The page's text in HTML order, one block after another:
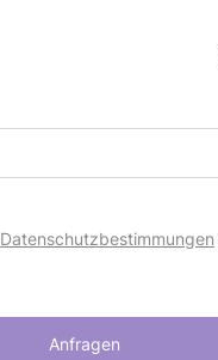
Datenschutzbestimmungen
Anfragen